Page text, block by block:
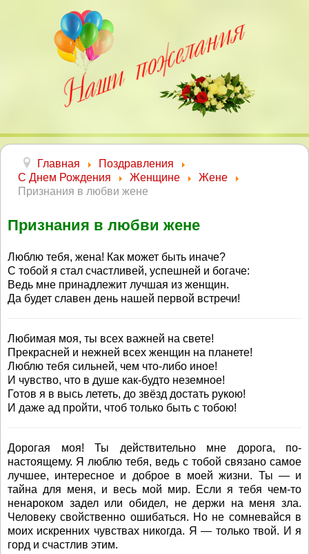
Главная
Поздравления
С Днем Рождения
Женщине
Жене
Признания в любви жене
Признания в любви жене
Люблю тебя, жена! Как может быть иначе?
С тобой я стал счастливей, успешней и богаче:
Ведь мне принадлежит лучшая из женщин.
Да будет славен день нашей первой встречи!
Любимая моя, ты всех важней на свете!
Прекрасней и нежней всех женщин на планете!
Люблю тебя сильней, чем что-либо иное!
И чувство, что в душе как-будто неземное!
Готов я в высь лететь, до звёзд достать рукою!
И даже ад пройти, чтоб только быть с тобою!
Дорогая моя! Ты действительно мне дорога, по-
настоящему. Я люблю тебя, ведь с тобой связано самое
лучшее, интересное и доброе в моей жизни. Ты — и
тайна для меня, и весь мой мир. Если я тебя чем-то
ненароком задел или обидел, не держи на меня зла.
Человеку свойственно ошибаться. Но не сомневайся в
моих искренних чувствах никогда. Я — только твой. И я
горд и счастлив этим.